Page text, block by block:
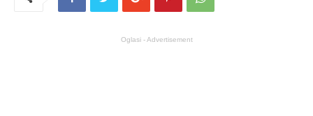
Oglasi - Advertisement